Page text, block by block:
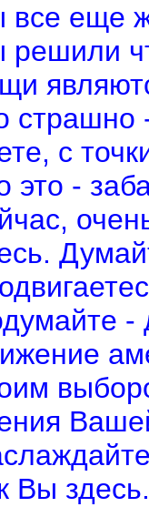
все еще
решили
страшно
с
это -
-
Вы здесь.